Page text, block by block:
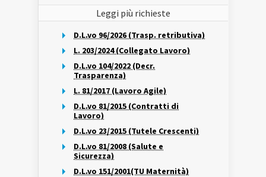
Leggi più richieste
D.L.vo 96/2026 (Trasp. retributiva)
L. 203/2024 (Collegato Lavoro)
D.L.vo 104/2022 (Decr.
Trasparenza)
L. 81/2017 (Lavoro Agile)
D.L.vo 81/2015 (Contratti di
Lavoro)
D.L.vo 23/2015 (Tutele Crescenti)
D.L.vo 81/2008 (Salute e
Sicurezza)
D.L.vo 151/2001(TU Maternità)